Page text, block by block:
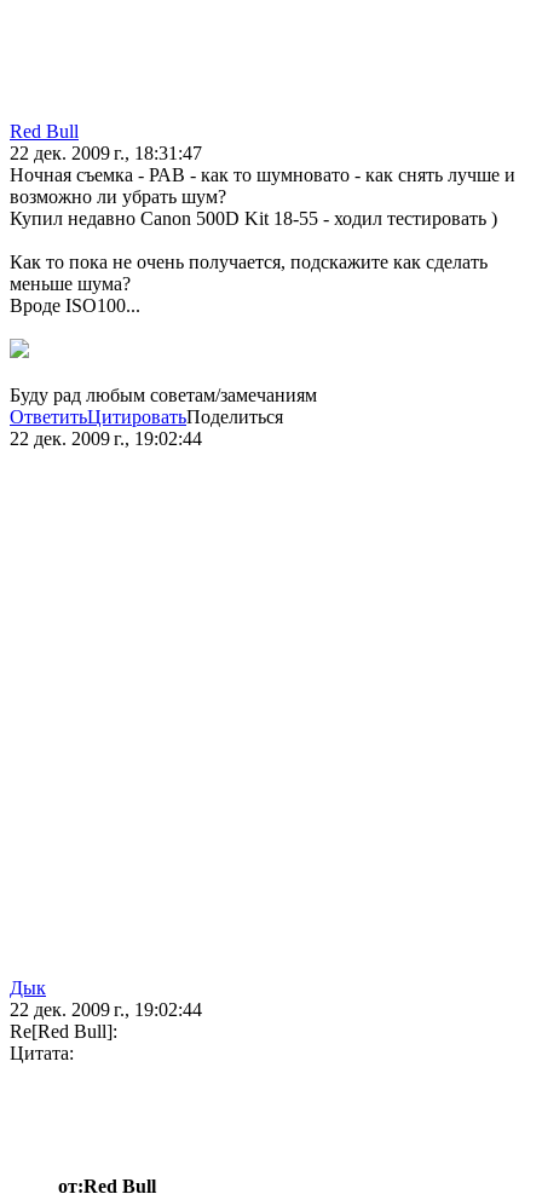
Red Bull
22 дек. 2009 г., 18:31:47
Ночная съемка - РАВ - как то шумновато - как снять лучше и
возможно ли убрать шум?
Купил недавно Canon 500D Kit 18-55 - ходил тестировать )
Как то пока не очень получается, подскажите как сделать
меньше шума?
Вроде ISO100...
Буду рад любым советам/замечаниям
ОтветитьЦитироватьПоделиться
22 дек. 2009 г., 19:02:44
Дык
22 дек. 2009 г., 19:02:44
Re[Red Bull]:
Цитата:
от:Red Bull